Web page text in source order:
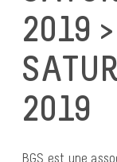
2019 >
2019
BGS est une